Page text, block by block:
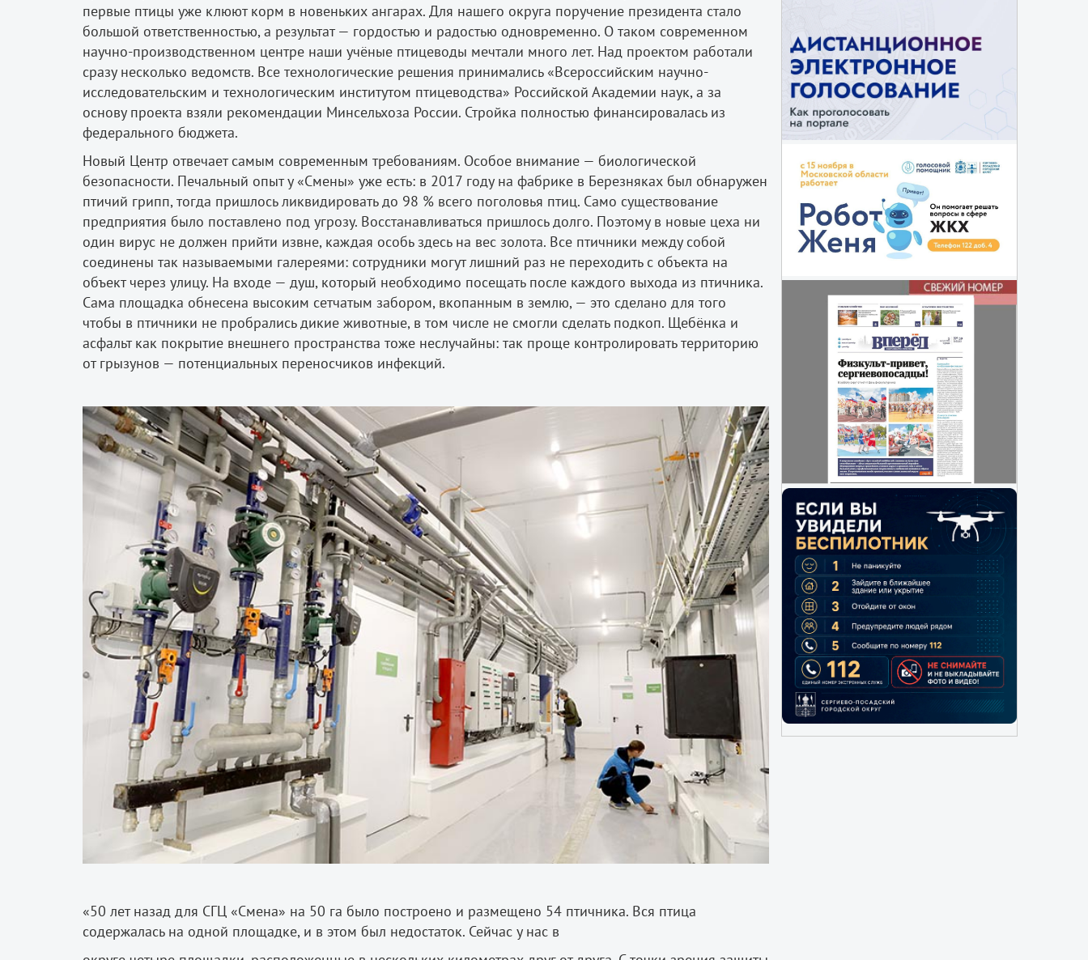
первые птицы уже клюют корм в новеньких ангарах. Для нашего округа поручение президента стало
большой ответственностью, а результат — гордостью и радостью одновременно. О таком современном
научно-производственном центре наши учёные птицеводы мечтали много лет. Над проектом работали
сразу несколько ведомств. Все технологические решения принимались «Всероссийским научно-
исследовательским и технологическим институтом птицеводства» Российской Академии наук, а за
основу проекта взяли рекомендации Минсельхоза России. Стройка полностью финансировалась из
федерального бюджета.
Новый Центр отвечает самым современным требованиям. Особое внимание — биологической
безопасности. Печальный опыт у «Смены» уже есть: в 2017 году на фабрике в Березняках был обнаружен
птичий грипп, тогда пришлось ликвидировать до 98 % всего поголовья птиц. Само существование
предприятия было поставлено под угрозу. Восстанавливаться пришлось долго. Поэтому в новые цеха ни
один вирус не должен прийти извне, каждая особь здесь на вес золота. Все птичники между собой
соединены так называемыми галереями: сотрудники могут лишний раз не переходить с объекта на
объект через улицу. На входе — душ, который необходимо посещать после каждого выхода из птичника.
Сама площадка обнесена высоким сетчатым забором, вкопанным в землю, — это сделано для того
чтобы в птичники не пробрались дикие животные, в том числе не смогли сделать подкоп. Щебёнка и
асфальт как покрытие внешнего пространства тоже неслучайны: так проще контролировать территорию
от грызунов — потенциальных переносчиков инфекций.
«50 лет назад для СГЦ «Смена» на 50 га было построено и размещено 54 птичника. Вся птица
содержалась на одной площадке, и в этом был недостаток. Сейчас у нас в